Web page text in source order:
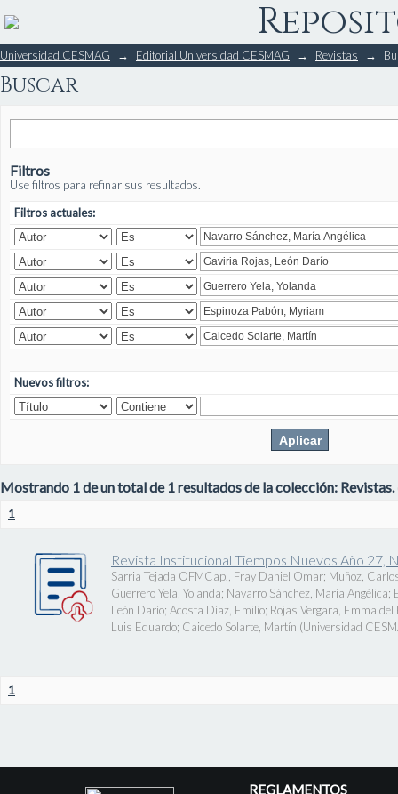
Buscar
Universidad CESMAG → Editorial Universidad CESMAG → Revistas →
Buscar
Filtros
Use filtros para refinar sus resultados.
Filtros actuales:
Nuevos filtros:
Mostrando 1 de un total de 1 resultados de la colección: Revistas.
1
Revista Institucional Tiempos Nuevos Año 27,
Sarria Tejada OFMCap., Fray Daniel Omar; Muñoz,
Guerrero Yela, Yolanda; Navarro Sánchez, María Angélica;
León Darío; Acosta Díaz, Emilio; Rojas Vergara, Emma del
Luis Eduardo; Caicedo Solarte, Martín (Universidad
1
REGLAMENTOS